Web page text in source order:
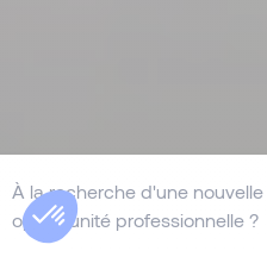
À la recherche d'une nouvelle
opportunité professionnelle ?